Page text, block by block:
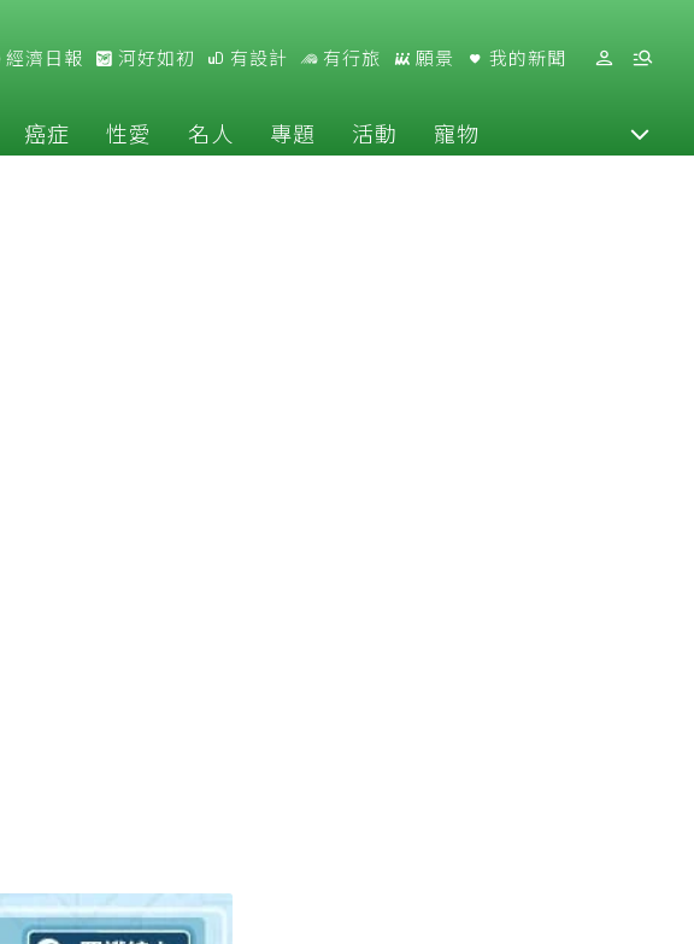
經濟日報 河好如初 有設計 有行旅 願景 我的新聞
癌症 性愛 名人 專題 活動 寵物